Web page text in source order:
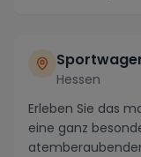
Hessen
Erleben Sie das
eine ganz